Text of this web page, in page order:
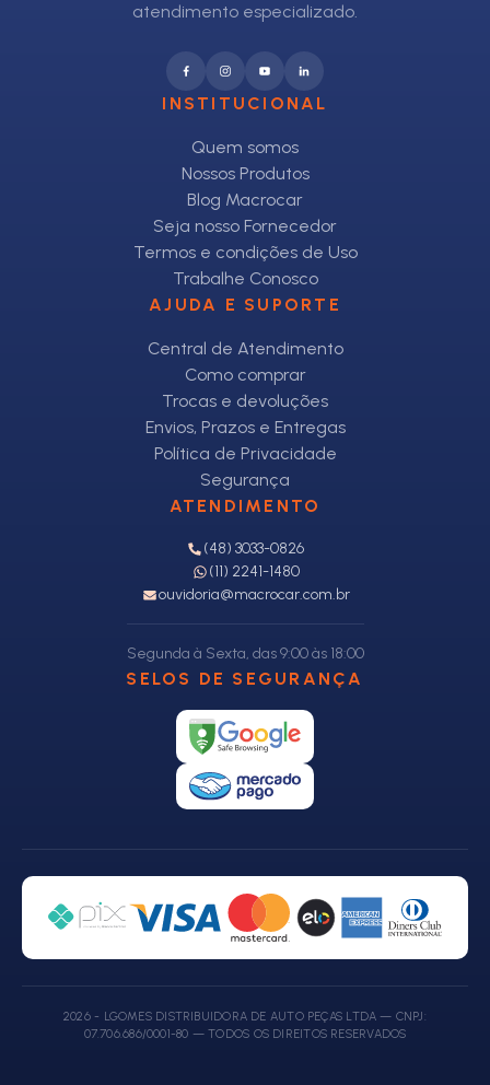
atendimento especializado.
INSTITUCIONAL
Quem somos
Nossos Produtos
Blog Macrocar
Seja nosso Fornecedor
Termos e condições de Uso
Trabalhe Conosco
AJUDA E SUPORTE
Central de Atendimento
Como comprar
Trocas e devoluções
Envios, Prazos e Entregas
Política de Privacidade
Segurança
ATENDIMENTO
(48) 3033-0826
(11) 2241-1480
ouvidoria@macrocar.com.br
Segunda à Sexta, das 9:00 às 18:00
SELOS DE SEGURANÇA
2026 - LGOMES DISTRIBUIDORA DE AUTO PEÇAS LTDA — CNPJ:
07.706.686/0001-80 — TODOS OS DIREITOS RESERVADOS